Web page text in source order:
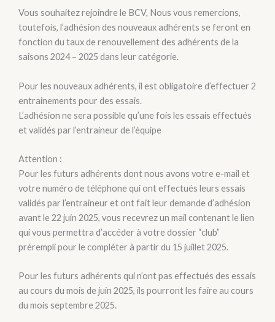
Vous souhaitez rejoindre le BCV, Nous vous remercions,
toutefois, l’adhésion des nouveaux adhérents se feront en
fonction du taux de renouvellement des adhérents de la
saisons 2024 – 2025 dans leur catégorie.
Pour les nouveaux adhérents, il est obligatoire d’effectuer 2
entrainements pour des essais.
L’adhésion ne sera possible qu’une fois les essais effectués
et validés par l’entraineur de l’équipe
Attention :
Pour les futurs adhérents dont nous avons votre e-mail et
votre numéro de téléphone qui ont effectués leurs essais
validés par l’entraineur et ont fait leur demande d’adhésion
avant le 22 juin 2025, vous recevrez un mail contenant le lien
qui vous permettra d’accéder à votre dossier “club”
prérempli pour le compléter à partir du 15 juillet 2025.
Pour les futurs adhérents qui n’ont pas effectués des essais
au cours du mois de juin 2025, ils pourront les faire au cours
du mois septembre 2025.